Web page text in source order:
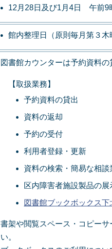
12月28日及び1月4日 午前9
館内整理日（原則毎月第３
図書館カウンターは予約資料
【取扱業務】
予約資料の貸出
資料の返却
予約の受付
利用者登録・更新
資料の検索・簡易な相談
区内障害者施設製品の展
図書館ブックボックス下
書架や閲覧スペース・コピー
い。